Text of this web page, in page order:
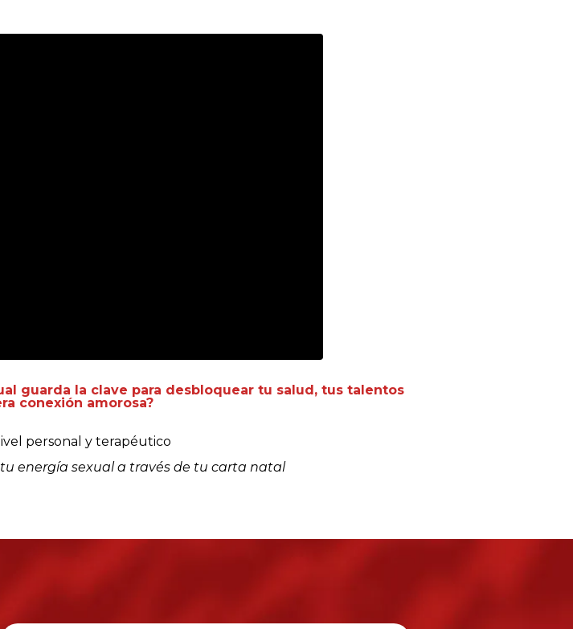
guarda la clave para desbloquear tu salud, tus talentos
conexión amorosa?
personal y terapéutico
energía sexual a través de tu carta natal